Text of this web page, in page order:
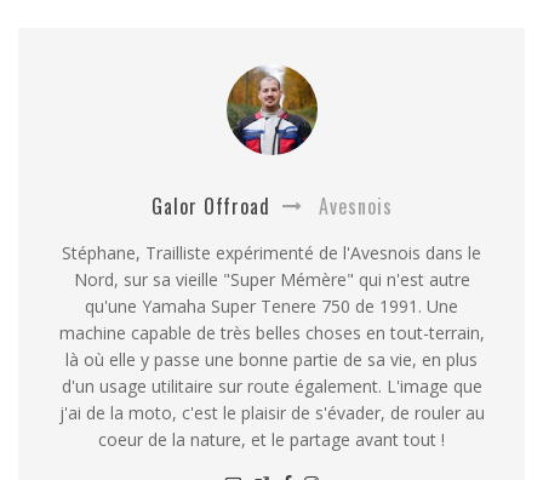
Galor Offroad Avesnois
Stéphane, Trailliste expérimenté de l'Avesnois dans le
Nord, sur sa vieille "Super Mémère" qui n'est autre
qu'une Yamaha Super Tenere 750 de 1991. Une
machine capable de très belles choses en tout-terrain,
là où elle y passe une bonne partie de sa vie, en plus
d'un usage utilitaire sur route également. L'image que
j'ai de la moto, c'est le plaisir de s'évader, de rouler au
coeur de la nature, et le partage avant tout !